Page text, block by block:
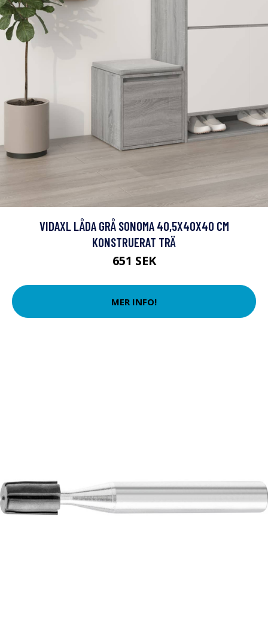
VIDAXL LÅDA GRÅ SONOMA 40,5X40X40 CM
KONSTRUERAT TRÄ
651 SEK
MER INFO!